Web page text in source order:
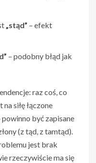
„stąd” – efekt
– podobny błąd jak
raz coś, co
siłę łączone
powinno być zapisane
(z tąd, z tamtąd).
jest brak
rzeczywiście ma się